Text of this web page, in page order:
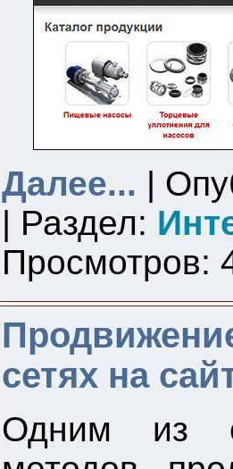
Далее... |
| Раздел:
Просмотров:
сетях на
Одним из